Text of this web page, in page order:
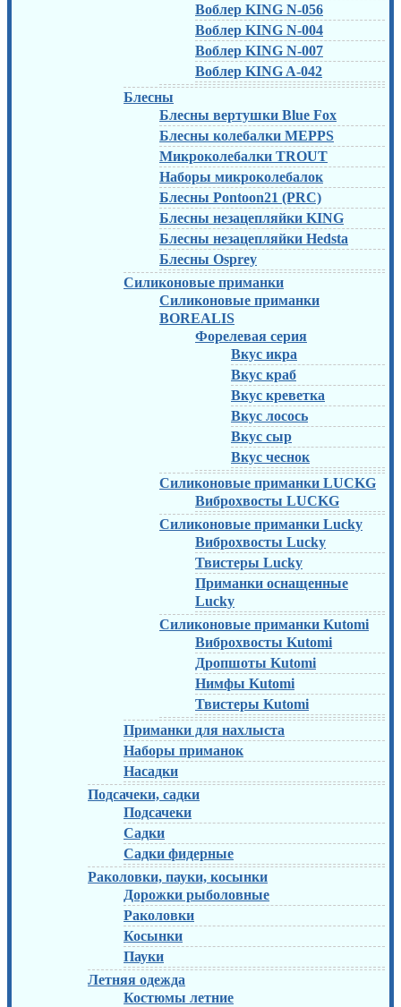
Воблер KING N-056
Воблер KING N-004
Воблер KING N-007
Воблер KING A-042
Блесны
Блесны вертушки Blue Fox
Блесны колебалки MEPPS
Микроколебалки TROUT
Наборы микроколебалок
Блесны Pontoon21 (PRC)
Блесны незацепляйки KING
Блесны незацепляйки Hedsta
Блесны Osprey
Силиконовые приманки
Силиконовые приманки
BOREALIS
Форелевая серия
Вкус икра
Вкус краб
Вкус креветка
Вкус лосось
Вкус сыр
Вкус чеснок
Силиконовые приманки LUCKG
Виброхвосты LUCKG
Силиконовые приманки Lucky
Виброхвосты Lucky
Твистеры Lucky
Приманки оснащенные
Lucky
Силиконовые приманки Kutomi
Виброхвосты Kutomi
Дропшоты Kutomi
Нимфы Kutomi
Твистеры Kutomi
Приманки для нахлыста
Наборы приманок
Насадки
Подсачеки, садки
Подсачеки
Садки
Садки фидерные
Раколовки, пауки, косынки
Дорожки рыболовные
Раколовки
Косынки
Пауки
Летняя одежда
Костюмы летние